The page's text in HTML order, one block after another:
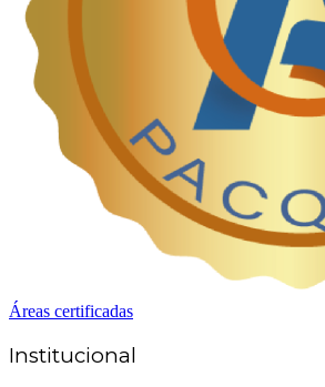
Áreas certificadas
Institucional